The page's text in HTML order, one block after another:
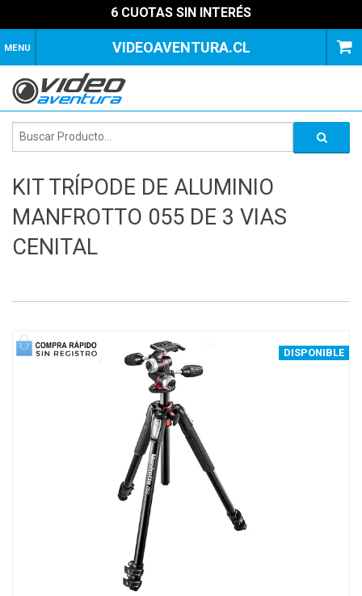
6 CUOTAS SIN INTERÉS
MENU VIDEOAVENTURA.CL
KIT TRÍPODE DE ALUMINIO
MANFROTTO 055 DE 3 VIAS
CENITAL
DISPONIBLE
1 of 1